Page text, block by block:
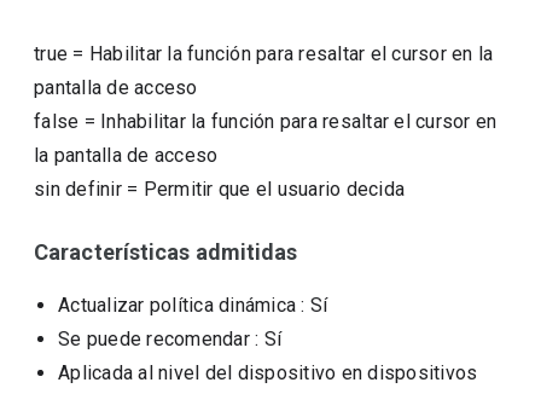
true = Habilitar la función para resaltar el cursor en la
pantalla de acceso
false = Inhabilitar la función para resaltar el cursor en
la pantalla de acceso
sin definir= Permitir que el usuario decida
Características admitidas
Actualizar política dinámica : Sí
Se puede recomendar : Sí
Aplicada al nivel del dispositivo en dispositivos